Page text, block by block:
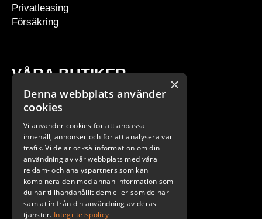
Privatleasing
Försäkring
VÅRA BUTIKER
Stockholm
Göteborg
Malmö
×
Denna webbplats använder
cookies
Vi använder cookies för att anpassa
innehåll, annonser och för att analysera vår
trafik. Vi delar också information om din
användning av vår webbplats med våra
reklam- och analyspartners som kan
kombinera den med annan information som
du har tillhandahållit dem eller som de har
samlat in från din användning av deras
tjänster. Integritetspolicy